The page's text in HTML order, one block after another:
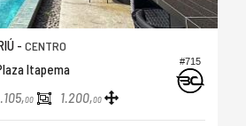
#715
- CENTRO
Itapema
00 1.200,00